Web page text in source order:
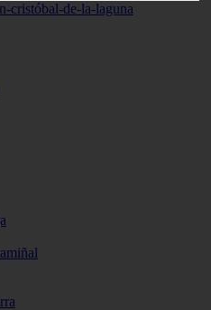
cristóbal-de-la-laguna